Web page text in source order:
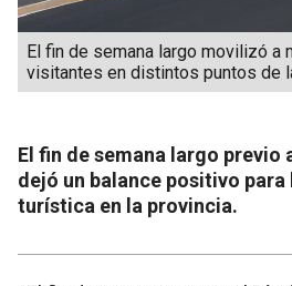
El fin de semana largo movilizó a
visitantes en distintos puntos de
El fin de semana largo previo
dejó un balance positivo para
turística en la provincia.